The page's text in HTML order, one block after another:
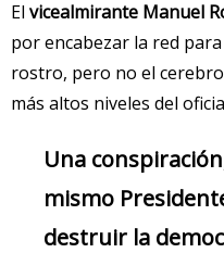
El vicealmirante Manuel
por encabezar la red
rostro, pero no el
más altos niveles del
Una
mismo
destruir la